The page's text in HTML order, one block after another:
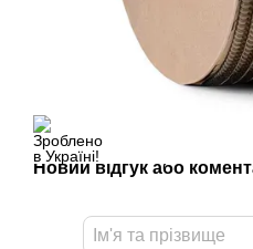
Новий відгук або